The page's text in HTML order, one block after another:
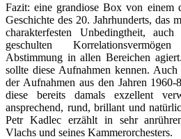
Fazit: eine grandiose Box von einem
Geschichte des 20. Jahrhunderts, das
charakterfesten Unbedingtheit,
geschulten
Abstimmung in allen Bereichen
sollte diese Aufnahmen kennen.
der Aufnahmen aus den Jahren
diese bereits damals exzellent
ansprechend, rund, brillant und
Petr Kadlec erzählt in sehr
Vlachs und seines Kammerorchesters.